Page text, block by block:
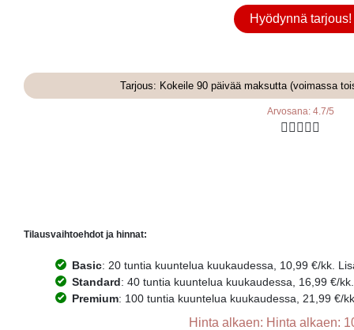
Hyödynnä tarjous!
Tarjous: Kokeile 90 päivää maksutta (voimassa
Arvosana: 4.7/5
    
Tilausvaihtoehdot ja hinnat:
Basic: 20 tuntia kuuntelua kuukaudessa, 10,99 €/kk.
Standard: 40 tuntia kuuntelua kuukaudessa, 16,99 €/
Premium: 100 tuntia kuuntelua kuukaudessa, 21,99 €/
Hinta alkaen: Hinta alkaen: